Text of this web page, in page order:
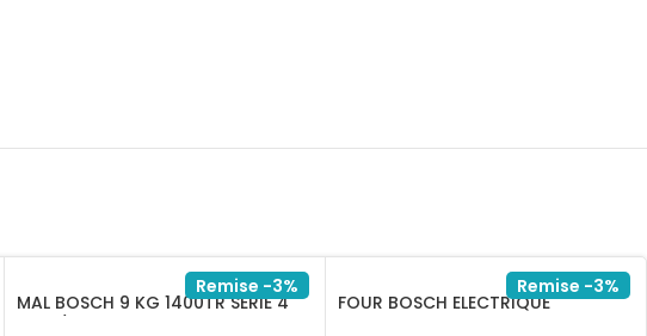
Remise -3%
MAL BOSCH 9 KG 1400TR SERIE 4
Remise -3%
FOUR BOSCH ELECTRIQUE